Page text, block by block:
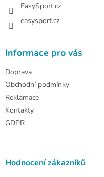
EasySport.cz
easysport.cz
Informace pro vás
Doprava
Obchodní podmínky
Reklamace
Kontakty
GDPR
Hodnocení zákazníků